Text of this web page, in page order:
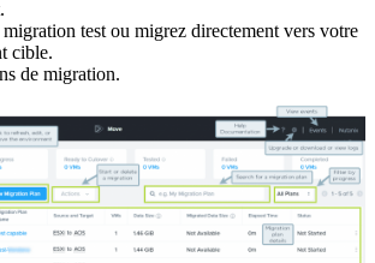
test ou migrez directement vers votre
cible.
de migration.